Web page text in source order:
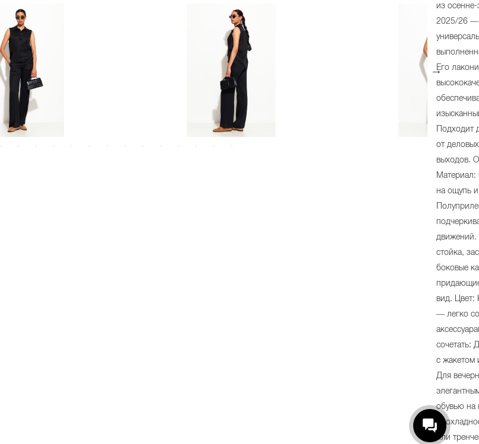
из
2025/26 —
Его
Подходит
от
выходов.
Материал:
на ощупь
движений.
стойка,
боковые
вид. Цвет:
— легко
сочетать:
с жакетом
Для
обувью на
или